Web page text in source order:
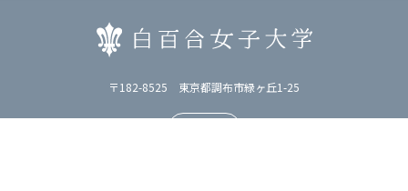
〒182-8525 東京都調布市緑ヶ丘1-25